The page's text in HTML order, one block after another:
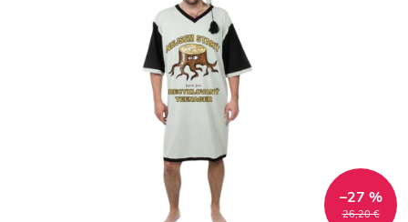
26,20 €
–27 %